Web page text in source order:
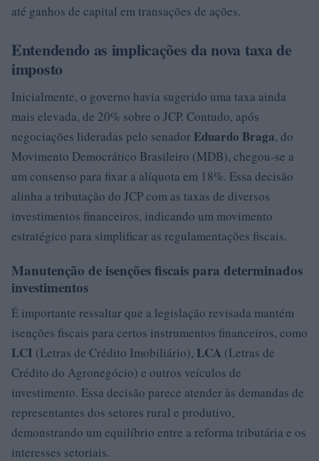
até ganhos de capital em transações de ações.
Entendendo as implicações da nova taxa de
imposto
Inicialmente, o governo havia sugerido uma taxa ainda
mais elevada, de 20% sobre o JCP. Contudo, após
negociações lideradas pelo senador Eduardo Braga, do
Movimento Democrático Brasileiro (MDB), chegou-se a
um consenso para fixar a alíquota em 18%. Essa decisão
alinha a tributação do JCP com as taxas de diversos
investimentos financeiros, indicando um movimento
estratégico para simplificar as regulamentações fiscais.
Manutenção de isenções fiscais para determinados
investimentos
É importante ressaltar que a legislação revisada mantém
isenções fiscais para certos instrumentos financeiros, como
LCI (Letras de Crédito Imobiliário), LCA (Letras de
Crédito do Agronegócio) e outros veículos de
investimento. Essa decisão parece atender às demandas de
representantes dos setores rural e produtivo,
demonstrando um equilíbrio entre a reforma tributária e os
interesses setoriais.